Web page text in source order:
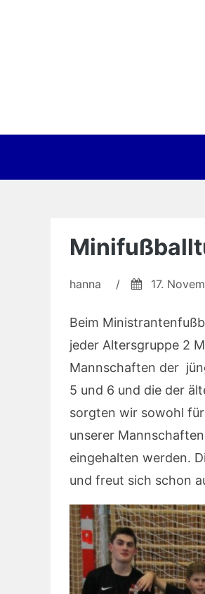
hanna / 17.
Beim
jeder Altersgruppe 2
Mannschaften der
5 und 6 und die der
sorgten wir sowohl
unserer
eingehalten werden.
und freut sich schon